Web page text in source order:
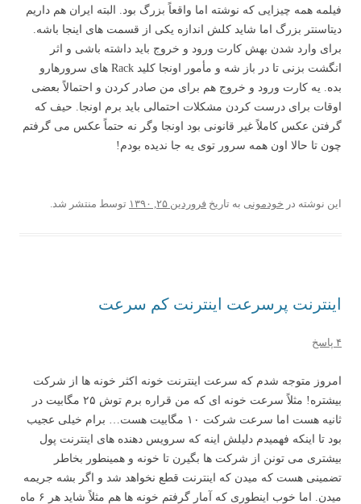
فیلمه همه چیزایی که نوشته اما واقعاً بزرگ بود. البته ایران هم داریم
دیتاسنتر بزرگ اما شاید کلش اندازه یکی از قسمت های اینجا باشه.
برای وارد شدن بهش کارت ورود و خروج باید داشته باشی و اثر
انگشت بزنی تا در باز شه و مأمور اونجا کلید Rack های سرورهارو
بده. یه کارت ورود و خروج هم برای من صادر کردن و احتمالاً بعضی
اوقات برای درست کردن مشکلات احتمالی باید برم اونجا. حیف که
گرفتن عکس کاملاً غیر قانونی بود اونجا وگر نه حتماً عکس می گرفتم
چون تا حالا اون همه سرور توی یه جا ندیده بودم!
این نوشته در خودمونی به تاریخ فروردین ۲۵, ۱۳۹۰ توسط منتشر شد.
اینترنت پرسرعت اینترنت کم سرعت
۴ پاسخ
امروز متوجه شدم که سرعت اینترنت خونه اکثر خونه ها از شرکت
بیشتره! مثلاً سرعت خونه ای که من قراره برم توش ۲۵ مگابیت در
ثانیه هست اما سرعت شرکت ۱۰ مگابیت هست… برام خیلی عجیب
بود تا اینکه فهمیدم دلیلش اینه که سرویس دهنده های اینترنت پول
بیشتری می تونن از شرکت ها بگیرن تا خونه و همینطور بخاطر
تضمینی هست که میدن که اینترنت قطع نخواهد شد و اگر بشه جریمه
میدن. اما خوب اینطوری که آمار گرفتم خونه ها هم مثلاً شاید هر ۶ ماه